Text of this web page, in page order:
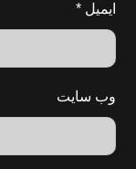
ایمیل*
وب‌ سایت